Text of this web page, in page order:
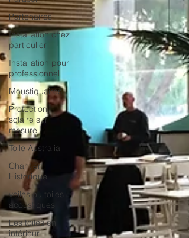
Partenaires
Installation chez
particulier
Installation pour
professionnel
Moustiquaires
Protection
solaire sur
mesure
Toile Australia
Chantier
Historique
voiles ou toiles
acoustiques
Les toiles en
intérieur